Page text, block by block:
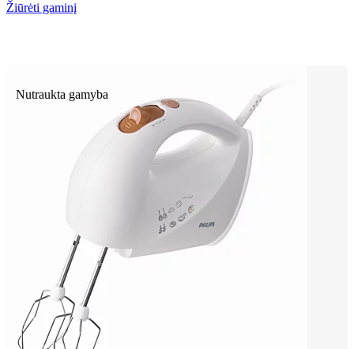
Žiūrėti gaminį
Nutraukta gamyba